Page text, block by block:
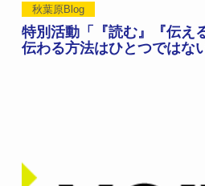
秋葉原Blog
特別活動「『読む』『伝え
伝わる方法はひとつではな